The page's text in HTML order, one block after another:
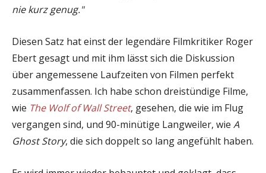
nie kurz genug."
Diesen Satz hat einst der legendäre Filmkritiker Roger
Ebert gesagt und mit ihm lässt sich die Diskussion
über angemessene Laufzeiten von Filmen perfekt
zusammenfassen. Ich habe schon dreistündige Filme,
wie The Wolf of Wall Street, gesehen, die wie im Flug
vergangen sind, und 90-minütige Langweiler, wie A
Ghost Story, die sich doppelt so lang angefühlt haben.